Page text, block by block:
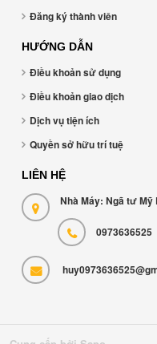
Đăng ký thành viên
HƯỚNG DẪN
Điều khoản sử dụng
Điều khoản giao dịch
Dịch vụ tiện ích
Quyền sở hữu trí tuệ
LIÊN HỆ
Nhà Máy: Ngã tư Mỹ
0973636525